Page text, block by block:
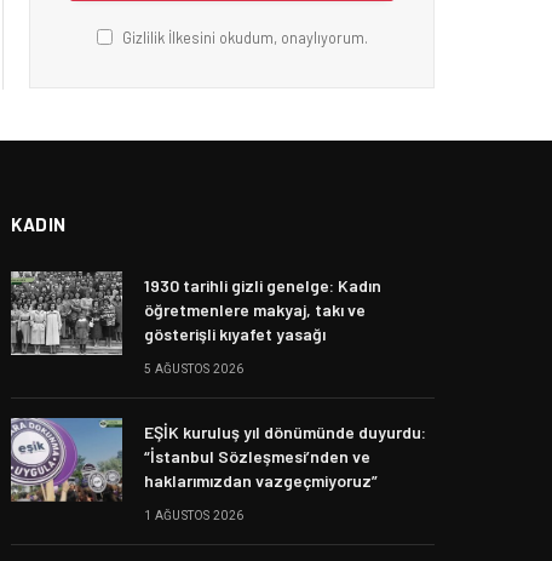
Gizlilik İlkesini okudum, onaylıyorum.
KADIN
1930 tarihli gizli genelge: Kadın
öğretmenlere makyaj, takı ve
gösterişli kıyafet yasağı
5 AĞUSTOS 2026
EŞİK kuruluş yıl dönümünde duyurdu:
“İstanbul Sözleşmesi’nden ve
haklarımızdan vazgeçmiyoruz”
1 AĞUSTOS 2026